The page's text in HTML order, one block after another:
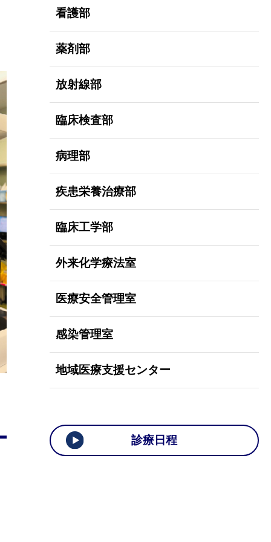
看護部
薬剤部
放射線部
臨床検査部
病理部
疾患栄養治療部
臨床工学部
外来化学療法室
医療安全管理室
感染管理室
地域医療支援センター
診療日程